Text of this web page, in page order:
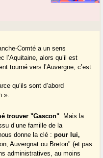
Comté a un sens
l’Aquitaine, alors qu’il est
tourné vers l’Auvergne, c’est
qu’ils sont d’abord
».
trouver "Gascon". Mais la
d’une famille de la
donne la clé :pour lui,
Auvergnat ou Breton" (et pas
administratives, au moins